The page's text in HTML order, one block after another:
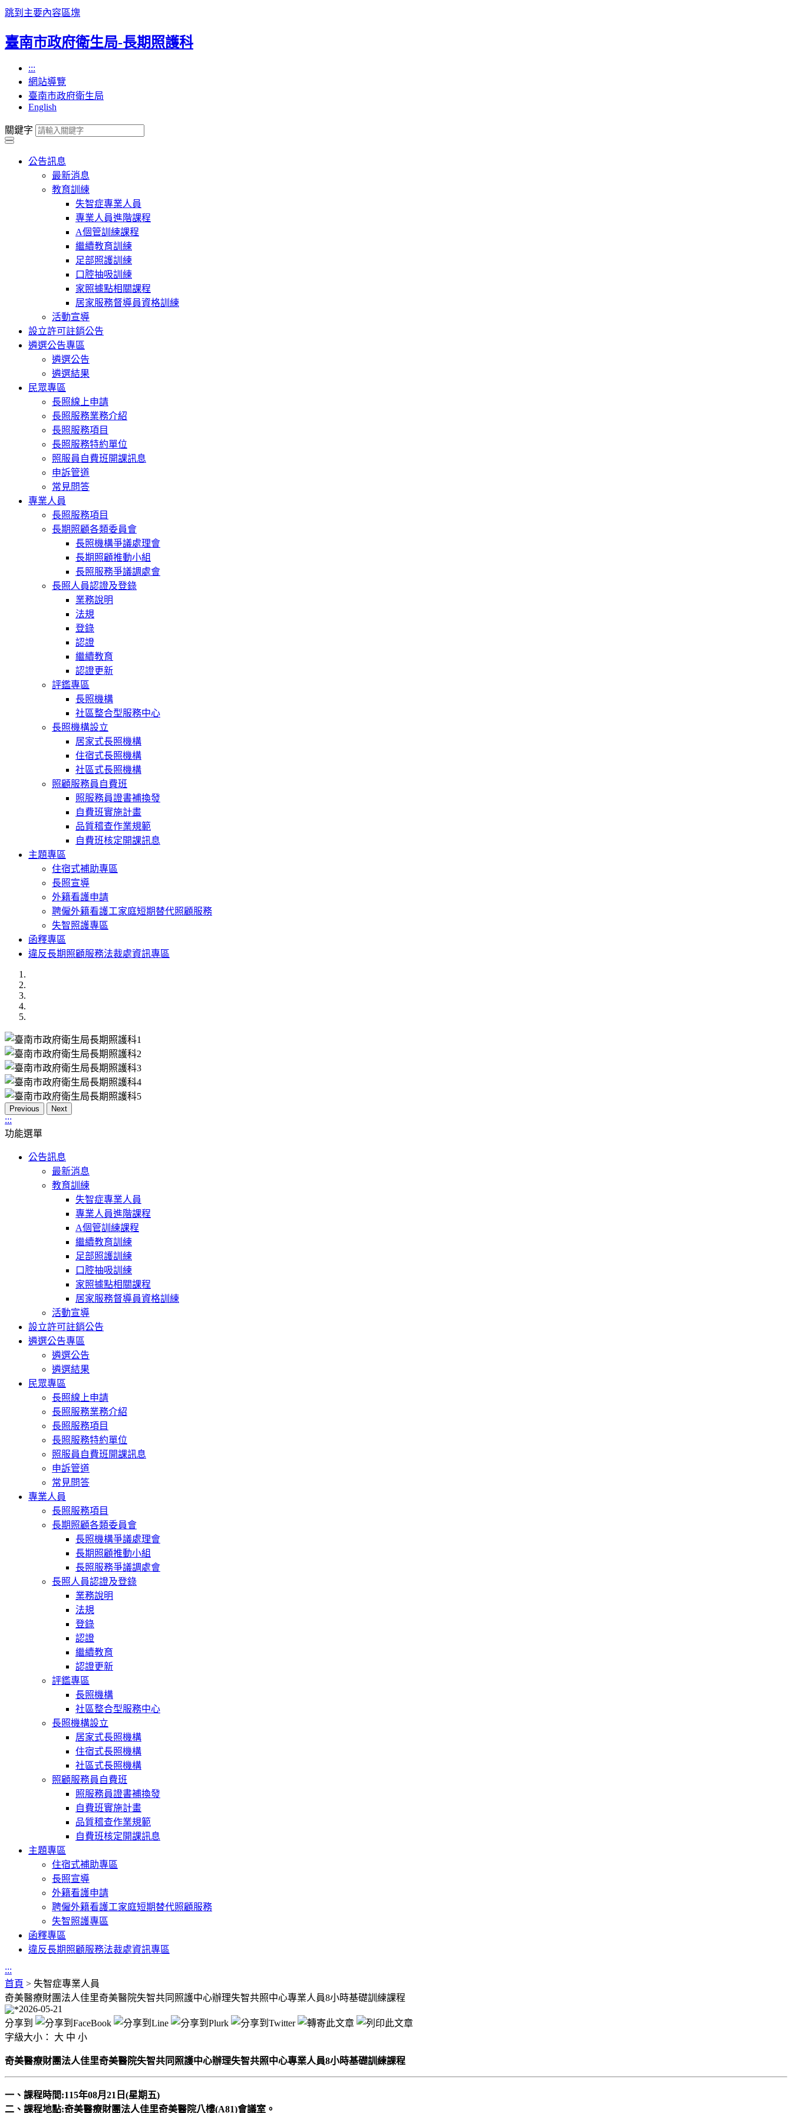
跳到主要內容區塊
臺南市政府衛生局-長期照護科
:::
網站導覽
臺南市政府衛生局
English
關鍵字
公告訊息
最新消息
教育訓練
失智症專業人員
專業人員進階課程
A個管訓練課程
繼續教育訓練
足部照護訓練
口腔抽吸訓練
家照據點相關課程
居家服務督導員資格訓練
活動宣導
設立許可註銷公告
遴選公告專區
遴選公告
遴選結果
民眾專區
長照線上申請
長照服務業務介紹
長照服務項目
長照服務特約單位
照服員自費班開課訊息
申訴管道
常見問答
專業人員
長照服務項目
長期照顧各類委員會
長照機構爭議處理會
長期照顧推動小組
長照服務爭議調處會
長照人員認證及登錄
業務說明
法規
登錄
認證
繼續教育
認證更新
評鑑專區
長照機構
社區整合型服務中心
長照機構設立
居家式長照機構
住宿式長照機構
社區式長照機構
照顧服務員自費班
照服務員證書補換發
自費班實施計畫
品質稽查作業規範
自費班核定開課訊息
主題專區
住宿式補助專區
長照宣導
外籍看護申請
聘僱外籍看護工家庭短期替代照顧服務
失智照護專區
函釋專區
違反長期照顧服務法裁處資訊專區
Previous Next
:::
功能選單
公告訊息
最新消息
教育訓練
失智症專業人員
專業人員進階課程
A個管訓練課程
繼續教育訓練
足部照護訓練
口腔抽吸訓練
家照據點相關課程
居家服務督導員資格訓練
活動宣導
設立許可註銷公告
遴選公告專區
遴選公告
遴選結果
民眾專區
長照線上申請
長照服務業務介紹
長照服務項目
長照服務特約單位
照服員自費班開課訊息
申訴管道
常見問答
專業人員
長照服務項目
長期照顧各類委員會
長照機構爭議處理會
長期照顧推動小組
長照服務爭議調處會
長照人員認證及登錄
業務說明
法規
登錄
認證
繼續教育
認證更新
評鑑專區
長照機構
社區整合型服務中心
長照機構設立
居家式長照機構
住宿式長照機構
社區式長照機構
照顧服務員自費班
照服務員證書補換發
自費班實施計畫
品質稽查作業規範
自費班核定開課訊息
主題專區
住宿式補助專區
長照宣導
外籍看護申請
聘僱外籍看護工家庭短期替代照顧服務
失智照護專區
函釋專區
違反長期照顧服務法裁處資訊專區
:::
首頁 > 失智症專業人員
奇美醫療財團法人佳里奇美醫院失智共同照護中心辦理失智共照中心專業人員8小時基礎訓練課程
2026-05-21
分享到
字級大小： 大 中 小
奇美醫療財團法人佳里奇美醫院失智共同照護中心辦理失智共照中心專業人員8小時基礎訓練課程
一、課程時間:115年08月21日(星期五)
二、課程地點:奇美醫療財團法人佳里奇美醫院八樓(A81)會議室。